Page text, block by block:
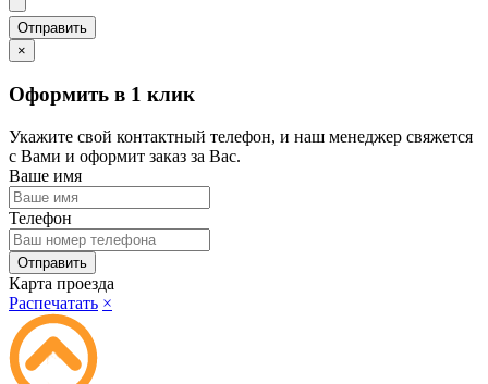
×
Оформить в 1 клик
Укажите свой контактный телефон, и наш менеджер свяжется
с Вами и оформит заказ за Вас.
Ваше имя
Телефон
Карта проезда
Распечатать ×